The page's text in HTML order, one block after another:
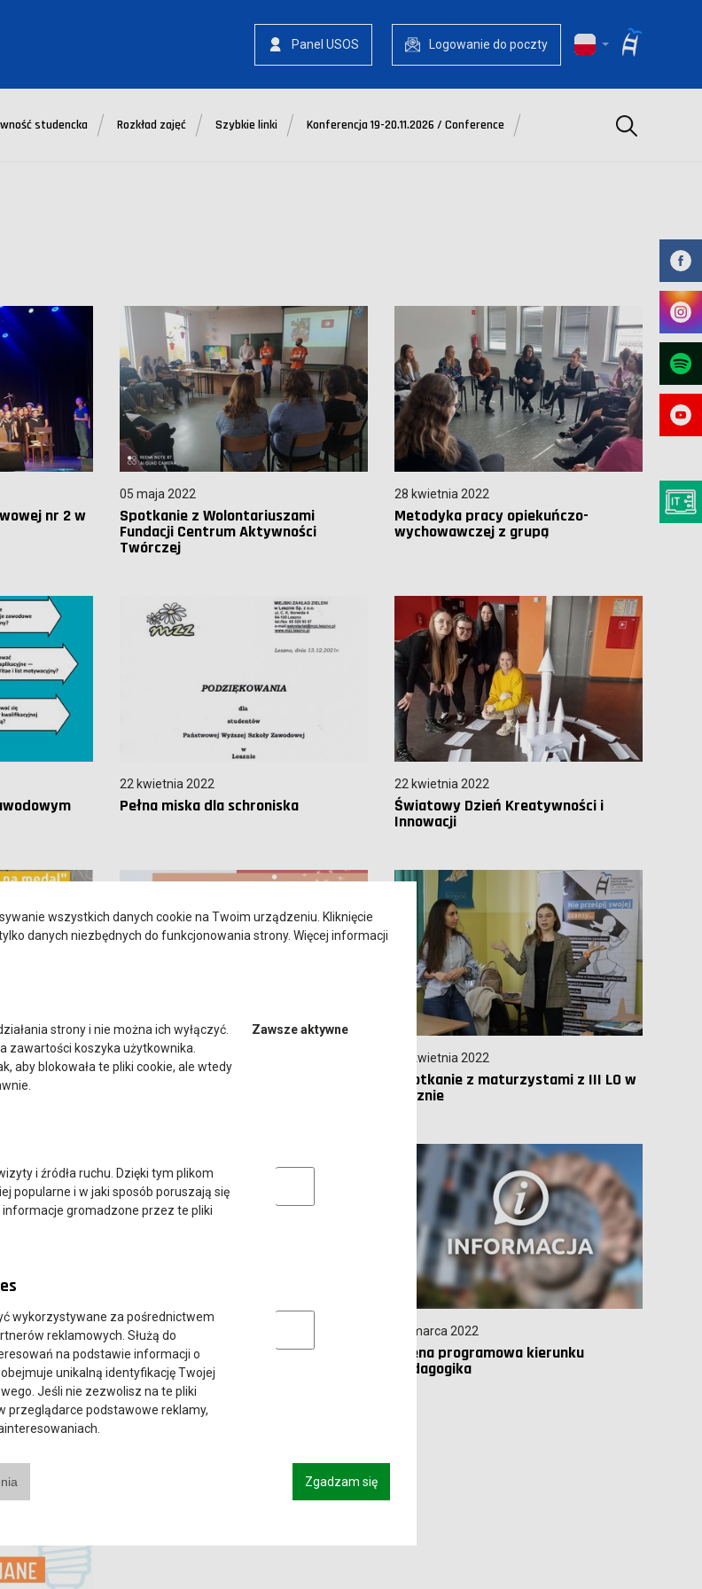
Panel USOS Logowanie do poczty
studencka Rozkład zajęć Szybkie linki Konferencja 19-20.11.2026 / Conference Szukaj
nr 2 w
05 maja 2022
Spotkanie z Wolontariuszami
Fundacji Centrum Aktywności
Twórczej
28 kwietnia 2022
Metodyka pracy opiekuńczo-
wychowawczej z grupą
22 kwietnia 2022
Pełna miska dla schroniska
22 kwietnia 2022
Światowy Dzień Kreatywności i
Innowacji
edycja
08 kwietnia 2022
Akcja charytatywna "Może
06 kwietnia 2022
Spotkanie z maturzystami z III LO w
Lesznie
Hauzą
23 marca 2022
Ostatnie szkolenie BHP
09 marca 2022
Ocena programowa kierunku
pedagogika
wszystkich danych cookie na Twoim urządzeniu. Kliknięcie
danych niezbędnych do funkcjonowania strony. Więcej informacji
strony i nie można ich wyłączyć.
zawartości koszyka użytkownika.
aby blokowała te pliki cookie, ale wtedy
Zawsze aktywne
i źródła ruchu. Dzięki tym plikom
popularne i w jaki sposób poruszają się
gromadzone przez te pliki
Analityczne pliki cookie
wykorzystywane za pośrednictwem
reklamowych. Służą do
na podstawie informacji o
unikalną identyfikację Twojej
Jeśli nie zezwolisz na te pliki
przeglądarce podstawowe reklamy,
Marketingowe pliki cookies
Zgadzam się